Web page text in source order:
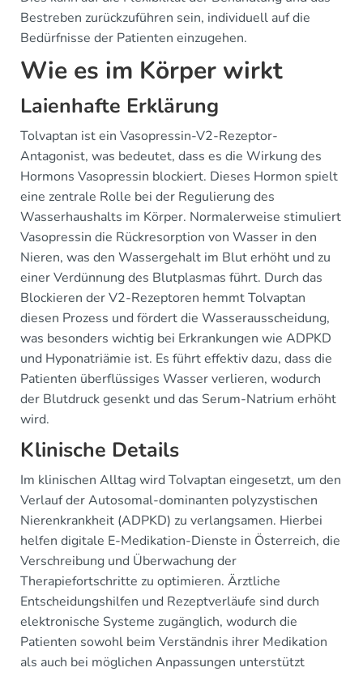
Bestreben zurückzuführen sein, individuell auf die
Bedürfnisse der Patienten einzugehen.
Wie es im Körper wirkt
Laienhafte Erklärung
Tolvaptan ist ein Vasopressin-V2-Rezeptor-
Antagonist, was bedeutet, dass es die Wirkung des
Hormons Vasopressin blockiert. Dieses Hormon spielt
eine zentrale Rolle bei der Regulierung des
Wasserhaushalts im Körper. Normalerweise stimuliert
Vasopressin die Rückresorption von Wasser in den
Nieren, was den Wassergehalt im Blut erhöht und zu
einer Verdünnung des Blutplasmas führt. Durch das
Blockieren der V2-Rezeptoren hemmt Tolvaptan
diesen Prozess und fördert die Wasserausscheidung,
was besonders wichtig bei Erkrankungen wie ADPKD
und Hyponatriämie ist. Es führt effektiv dazu, dass die
Patienten überflüssiges Wasser verlieren, wodurch
der Blutdruck gesenkt und das Serum-Natrium erhöht
wird.
Klinische Details
Im klinischen Alltag wird Tolvaptan eingesetzt, um den
Verlauf der Autosomal-dominanten polyzystischen
Nierenkrankheit (ADPKD) zu verlangsamen. Hierbei
helfen digitale E-Medikation-Dienste in Österreich, die
Verschreibung und Überwachung der
Therapiefortschritte zu optimieren. Ärztliche
Entscheidungshilfen und Rezeptverläufe sind durch
elektronische Systeme zugänglich, wodurch die
Patienten sowohl beim Verständnis ihrer Medikation
als auch bei möglichen Anpassungen unterstützt